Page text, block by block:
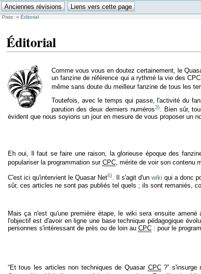
Piste: » Éditorial
Éditorial
Comme vous vous en doutez certainement, le
un fanzine de référence qui a rythmé la vie des
même sans doute du meilleur fanzine de tous les
Toutefois, avec le temps qui passe, l'activité du
parution des deux derniers numéros3). Bien sûr,
évident que nous soyions un jour en mesure de vous proposer un
Eh oui, ll faut se faire une raison, la glorieuse époque des
populariser la programmation sur CPC, mérite de voir son contenu
C'est ici qu'intervient le Quasar Net6). Il s'agit d'un wiki qui a donc
sûr, ces articles ne sont pas publiés tel quels ; ils sont remaniés,
Mais ça n'est qu'une première étape, le wiki sera ensuite
l'objectif est d'avoir en ligne une base technique pédagogique
personnes s'intéressant de près ou de loin au CPC: pour le
“Et tous les articles non techniques de Quasar CPC?” s'insurge